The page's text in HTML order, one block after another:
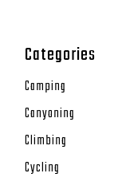
Categories
Camping
Canyoning
Climbing
Cycling